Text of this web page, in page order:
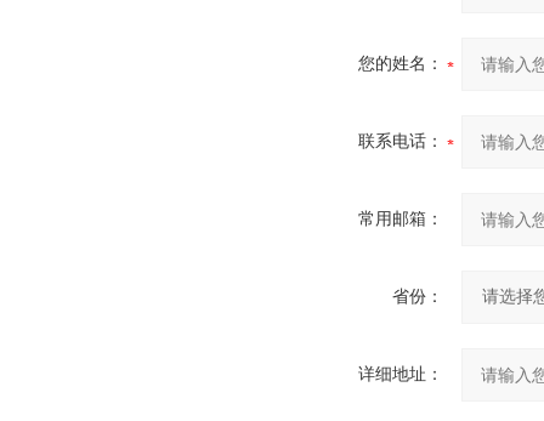
您的姓名：
联系电话：
常用邮箱：
省份：
详细地址：